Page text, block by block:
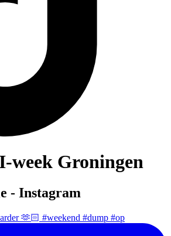
week Groningen
- Instagram
🫶🏻 #weekend #dump #op